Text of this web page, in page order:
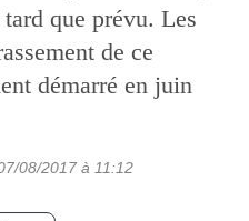
que prévu. Les
de ce
démarré en juin
08/2017 à 11:12